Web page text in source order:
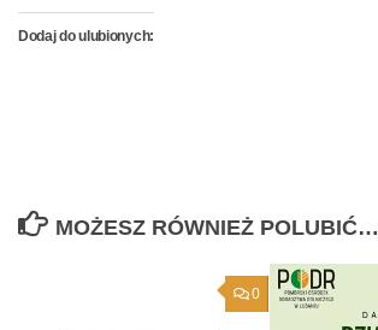
Dodaj do ulubionych:
MOŻESZ RÓWNIEŻ POLUBIĆ…
0